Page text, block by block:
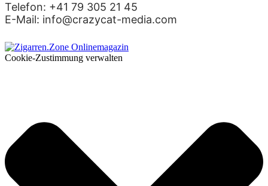
Telefon: +41 79 305 21 45
E-Mail: info@crazycat-media.com
Cookie-Zustimmung verwalten